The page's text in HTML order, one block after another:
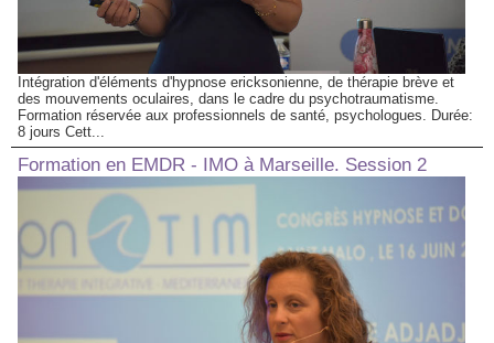
Intégration d'éléments d'hypnose ericksonienne, de thérapie brève et
des mouvements oculaires, dans le cadre du psychotraumatisme.
Formation réservée aux professionnels de santé, psychologues. Durée:
8 jours Cett...
Formation en EMDR - IMO à Marseille. Session 2